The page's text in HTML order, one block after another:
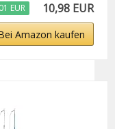
EUR 10,98 EUR
Amazon kaufen